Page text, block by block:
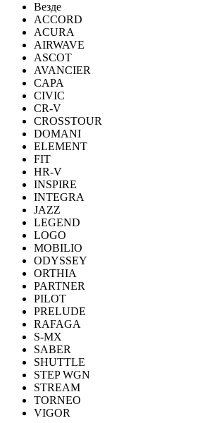
Везде
ACCORD
ACURA
AIRWAVE
ASCOT
AVANCIER
CAPA
CIVIC
CR-V
CROSSTOUR
DOMANI
ELEMENT
FIT
HR-V
INSPIRE
INTEGRA
JAZZ
LEGEND
LOGO
MOBILIO
ODYSSEY
ORTHIA
PARTNER
PILOT
PRELUDE
RAFAGA
S-MX
SABER
SHUTTLE
STEP WGN
STREAM
TORNEO
VIGOR